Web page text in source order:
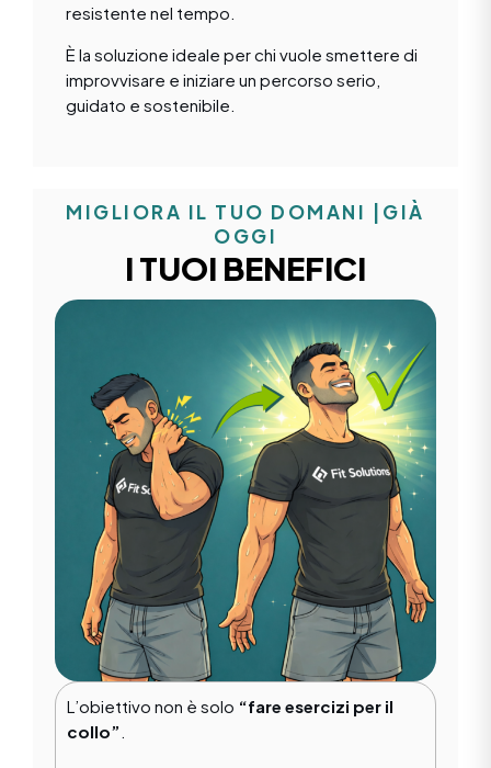
resistente nel tempo.
È la soluzione ideale per chi vuole smettere di
improvvisare e iniziare un percorso serio,
guidato e sostenibile.
MIGLIORA IL TUO DOMANI |GIÀ
OGGI
I TUOI BENEFICI
L’obiettivo non è solo “fare esercizi per il
collo”